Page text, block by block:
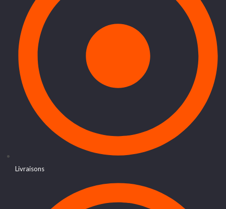
Livraisons